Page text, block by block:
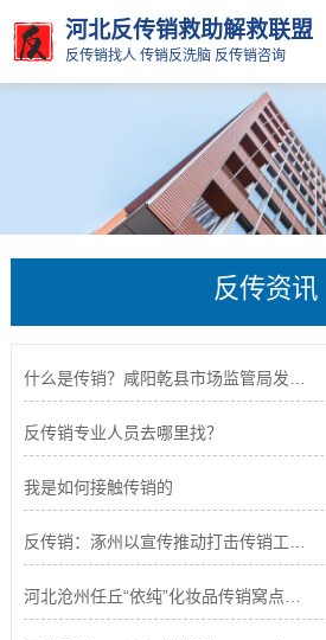
河北反传销救助解救联盟
反传销找人 传销反洗脑 反传销咨询
反传资讯
什么是传销？咸阳乾县市场监管局发布警示提醒书
反传销专业人员去哪里找？
我是如何接触传销的
反传销：涿州以宣传推动打击传销工作走深走实
河北沧州任丘“依纯”化妆品传销窝点内部2022年人员名单曝光